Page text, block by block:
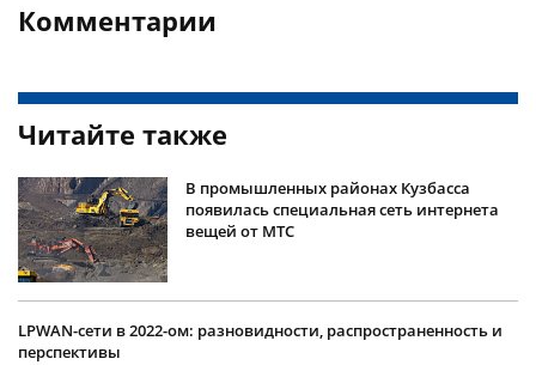
Комментарии
Читайте также
В промышленных районах Кузбасса
появилась специальная сеть интернета
вещей от МТС
LPWAN-сети в 2022-ом: разновидности, распространенность и
перспективы